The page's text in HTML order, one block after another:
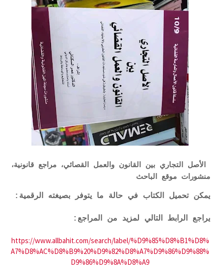
الأصل التجاري بين القانون والعمل القصائي، مراجع قانونية،
منشورات موقع الباحث
يمكن تحميل الكتاب في حالة ما يتوفر بصيغته الرقمية:
يراجع الرابط التالي لمزيد من المراجع:
https://www.allbahit.com/search/label/%D9%85%D8%B1%D8%
A7%D8%AC%D8%B9%20%D9%82%D8%A7%D9%86%D9%88%
D9%86%D9%8A%D8%A9